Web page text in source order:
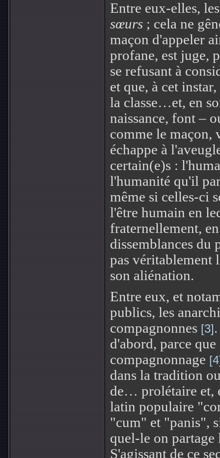
Entre eux-elles,
sœurs ; cela ne
maçon d'appeler
profane, est juge,
se refusant à
et que, à cet
la classe…et, en
naissance, font –
comme le
échappe à
certain(e)s :
l'humanité qu'il
même si celles-ci
l'être humain en
fraternellement,
dissemblances du
pas véritablement
son aliénation.
Entre eux, et
publics, les
compagnonnes [3]
d'abord, parce
compagnonnage
dans la tradition
de… prolétaire et,
latin populaire
"cum" et "panis",
quel-le on
S'agissant de ce